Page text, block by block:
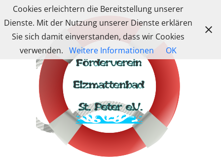
Zum
Inhalt
springen
Cookies erleichtern die Bereitstellung unserer
Dienste. Mit der Nutzung unserer Dienste erklären
Sie sich damit einverstanden, dass wir Cookies
verwenden. Weitere Informationen OK